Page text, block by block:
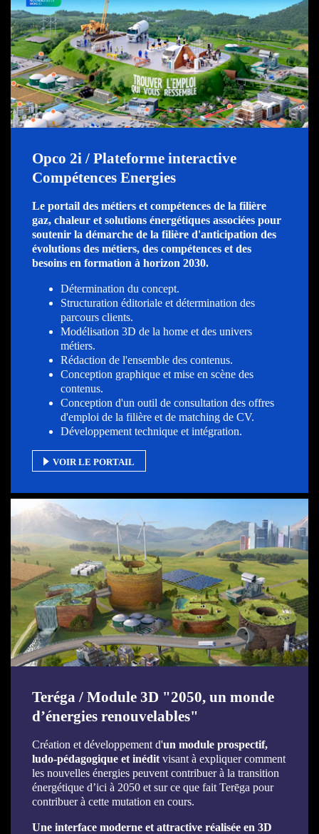
Opco 2i / Plateforme interactive
Compétences Energies
Le portail des métiers et compétences de la filière
gaz, chaleur et solutions énergétiques associées pour
soutenir la démarche de la filière d'anticipation des
évolutions des métiers, des compétences et des
besoins en formation à horizon 2030.
Détermination du concept.
Structuration éditoriale et détermination des
parcours clients.
Modélisation 3D de la home et des univers
métiers.
Rédaction de l'ensemble des contenus.
Conception graphique et mise en scène des
contenus.
Conception d'un outil de consultation des offres
d'emploi de la filière et de matching de CV.
Développement technique et intégration.
VOIR LE PORTAIL
Teréga / Module 3D "2050, un monde
d’énergies renouvelables"
Création et développement d'un module prospectif,
ludo-pédagogique et inédit visant à expliquer comment
les nouvelles énergies peuvent contribuer à la transition
énergétique d’ici à 2050 et sur ce que fait Terēga pour
contribuer à cette mutation en cours.
Une interface moderne et attractive réalisée en 3D